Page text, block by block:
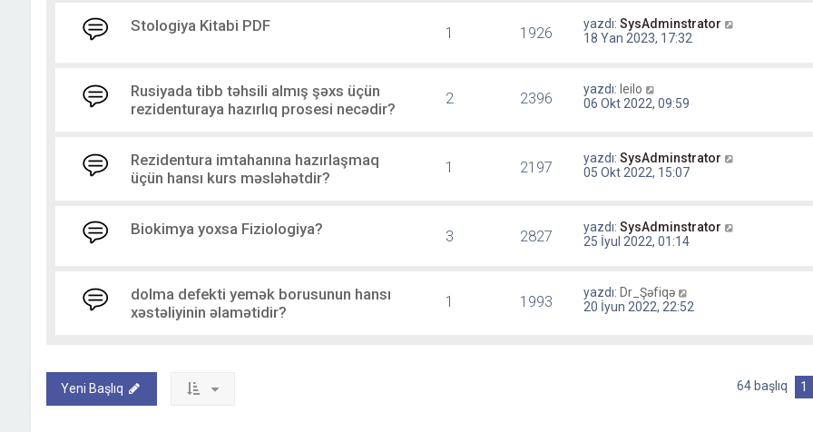
Stologiya Kitabi PDF 1 1926 yazdı:SysAdminstrator
18 Yan 2023, 17:32
Rusiyada tibb təhsili almış şəxs üçün
rezidenturaya hazırlıq prosesi necədir?
2 2396 yazdı: leilo
06 Okt 2022, 09:59
Rezidentura imtahanına hazırlaşmaq
üçün hansı kurs məsləhətdir?
1 2197 yazdı:SysAdminstrator
05 Okt 2022, 15:07
Biokimya yoxsa Fiziologiya? 3 2827 yazdı:SysAdminstrator
25 İyul 2022, 01:14
dolma defekti yemək borusunun hansı
xəstəliyinin əlamətidir?
1 1993 yazdı: Dr_Şəfiqə
20 İyun 2022, 22:52
Yeni Başlıq 64 başlıq 1